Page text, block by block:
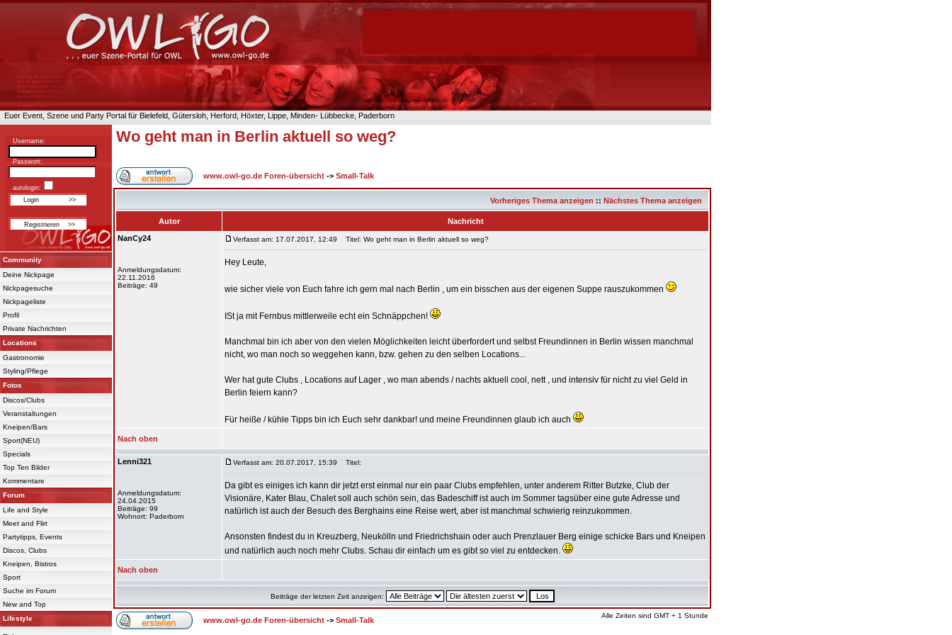
Euer Event, Szene und Party Portal für Bielefeld, Gütersloh, Herford, Höxter, Lippe, Minden- Lübbecke, Paderborn
Username:
Passwort:
autologin:
Community
Deine Nickpage
Nickpagesuche
Nickpageliste
Profil
Private Nachrichten
Locations
Gastronomie
Styling/Pflege
Fotos
Discos/Clubs
Veranstaltungen
Kneipen/Bars
Sport(NEU)
Specials
Top Ten Bilder
Kommentare
Forum
Life and Style
Meet and Flirt
Partytipps, Events
Discos, Clubs
Kneipen, Bistros
Sport
Suche im Forum
New and Top
Lifestyle
Wo geht man in Berlin aktuell so weg?
www.owl-go.de Foren-übersicht -> Small-Talk
Vorheriges Thema anzeigen :: Nächstes Thema anzeigen
Autor
Nachricht
NanCy24
Anmeldungsdatum:
22.11.2016
Beiträge: 49
Verfasst am: 17.07.2017, 12:49 Titel: Wo geht man in Berlin aktuell so weg?
Hey Leute,
wie sicher viele von Euch fahre ich gern mal nach Berlin , um ein bisschen aus der eigenen Suppe rauszukommen
ISt ja mit Fernbus mittlerweile echt ein Schnäppchen!
Manchmal bin ich aber von den vielen Möglichkeiten leicht überfordert und selbst Freundinnen in Berlin wissen manchmal
nicht, wo man noch so weggehen kann, bzw. gehen zu den selben Locations...
Wer hat gute Clubs , Locations auf Lager , wo man abends / nachts aktuell cool, nett , und intensiv für nicht zu viel Geld in
Berlin feiern kann?
Für heiße / kühle Tipps bin ich Euch sehr dankbar! und meine Freundinnen glaub ich auch
Nach oben
Lenni321
Anmeldungsdatum:
24.04.2015
Beiträge: 99
Wohnort: Paderborn
Verfasst am: 20.07.2017, 15:39 Titel:
Da gibt es einiges ich kann dir jetzt erst einmal nur ein paar Clubs empfehlen, unter anderem Ritter Butzke, Club der
Visionäre, Kater Blau, Chalet soll auch schön sein, das Badeschiff ist auch im Sommer tagsüber eine gute Adresse und
natürlich ist auch der Besuch des Berghains eine Reise wert, aber ist manchmal schwierig reinzukommen.
Ansonsten findest du in Kreuzberg, Neukölln und Friedrichshain oder auch Prenzlauer Berg einige schicke Bars und Kneipen
und natürlich auch noch mehr Clubs. Schau dir einfach um es gibt so viel zu entdecken.
Nach oben
Beiträge der letzten Zeit anzeigen:
www.owl-go.de Foren-übersicht -> Small-Talk
Alle Zeiten sind GMT + 1 Stunde